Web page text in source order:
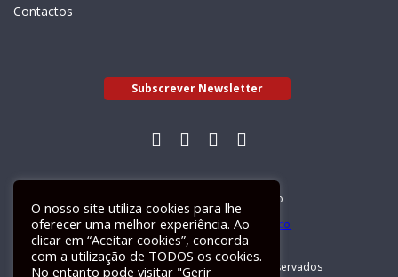
Contactos
Subscrever Newsletter
Livro de Reclamações Electrónico
GALILEU 2026 © Todos os direitos reservados
O nosso site utiliza cookies para lhe
oferecer uma melhor experiência. Ao
clicar em “Aceitar cookies”, concorda
com a utilização de TODOS os cookies.
No entanto pode visitar "Gerir